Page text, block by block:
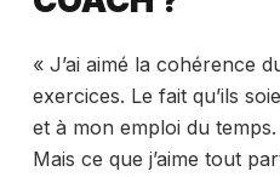
« J’ai aimé la cohérence
exercices. Le fait qu’ils
et à mon emploi du
Mais ce que j’aime tout